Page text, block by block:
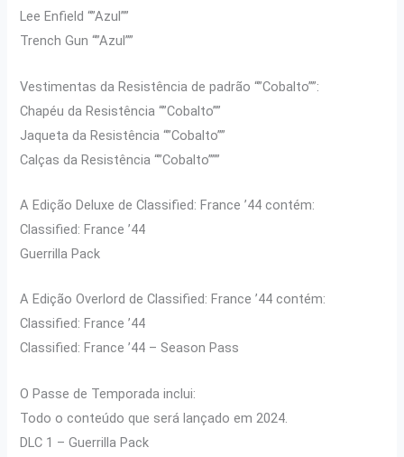
Lee Enfield “”Azul””
Trench Gun “”Azul””
Vestimentas da Resistência de padrão “”Cobalto””:
Chapéu da Resistência “”Cobalto””
Jaqueta da Resistência “”Cobalto””
Calças da Resistência “”Cobalto”””
A Edição Deluxe de Classified: France ’44 contém:
Classified: France ’44
Guerrilla Pack
A Edição Overlord de Classified: France ’44 contém:
Classified: France ’44
Classified: France ’44 – Season Pass
O Passe de Temporada inclui:
Todo o conteúdo que será lançado em 2024.
DLC 1 – Guerrilla Pack